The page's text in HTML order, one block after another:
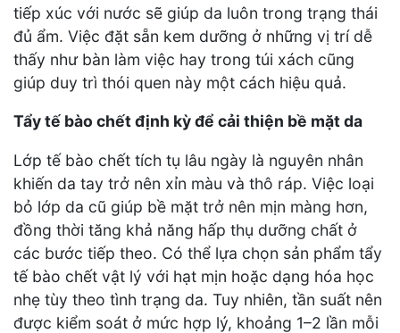
tiếp xúc với nước sẽ giúp da luôn trong trạng thái
đủ ẩm. Việc đặt sẵn kem dưỡng ở những vị trí dễ
thấy như bàn làm việc hay trong túi xách cũng
giúp duy trì thói quen này một cách hiệu quả.
Tẩy tế bào chết định kỳ để cải thiện bề mặt da
Lớp tế bào chết tích tụ lâu ngày là nguyên nhân
khiến da tay trở nên xỉn màu và thô ráp. Việc loại
bỏ lớp da cũ giúp bề mặt trở nên mịn màng hơn,
đồng thời tăng khả năng hấp thụ dưỡng chất ở
các bước tiếp theo. Có thể lựa chọn sản phẩm tẩy
tế bào chết vật lý với hạt mịn hoặc dạng hóa học
nhẹ tùy theo tình trạng da. Tuy nhiên, tần suất nên
được kiểm soát ở mức hợp lý, khoảng 1–2 lần mỗi